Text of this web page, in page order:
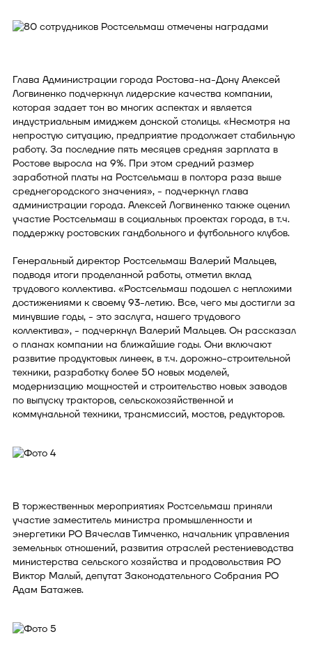
Глава Администрации города Ростова-на-Дону Алексей
Логвиненко подчеркнул лидерские качества компании,
которая задает тон во многих аспектах и является
индустриальным имиджем донской столицы. «Несмотря на
непростую ситуацию, предприятие продолжает стабильную
работу. За последние пять месяцев средняя зарплата в
Ростове выросла на 9%. При этом средний размер
заработной платы на Ростсельмаш в полтора раза выше
среднегородского значения», - подчеркнул глава
администрации города. Алексей Логвиненко также оценил
участие Ростсельмаш в социальных проектах города, в т.ч.
поддержку ростовских гандбольного и футбольного клубов.
Генеральный директор Ростсельмаш Валерий Мальцев,
подводя итоги проделанной работы, отметил вклад
трудового коллектива. «Ростсельмаш подошел с неплохими
достижениями к своему 93-летию. Все, чего мы достигли за
минувшие годы, - это заслуга, нашего трудового
коллектива», - подчеркнул Валерий Мальцев. Он рассказал
о планах компании на ближайшие годы. Они включают
развитие продуктовых линеек, в т.ч. дорожно-строительной
техники, разработку более 50 новых моделей,
модернизацию мощностей и строительство новых заводов
по выпуску тракторов, сельскохозяйственной и
коммунальной техники, трансмиссий, мостов, редукторов.
В торжественных мероприятиях Ростсельмаш приняли
участие заместитель министра промышленности и
энергетики РО Вячеслав Тимченко, начальник управления
земельных отношений, развития отраслей рестениеводства
министерства сельского хозяйства и продовольствия РО
Виктор Малый, депутат Законодательного Собрания РО
Адам Батажев.